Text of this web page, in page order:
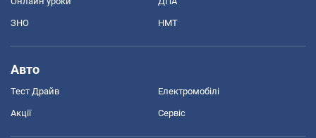
ЗНО НМТ
Авто
Тест Драйв Електромобілі
Акції Сервіс